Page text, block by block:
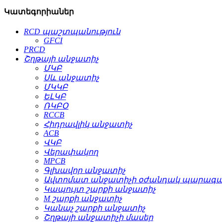
Կատեգորիաներ
RCD պաշտպանություն
GFCI
PRCD
Շղթայի անջատիչ
ՄԿԲ
Սև անջատիչ
ՄԿԿԲ
ԵԼԿԲ
ՌԿԲՕ
RCCB
Հիդրավլիկ անջատիչ
ACB
ՎԿԲ
Վերափակող
MPCB
Գլխավոր անջատիչ
Ավտոմատ անջատիչի օժանդակ
Կապույտ շարքի անջատիչ
M շարքի անջատիչ
Կանաչ շարքի անջատիչ
Շղթայի անջատիչի մասեր